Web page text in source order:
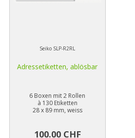
Seiko SLP-R2RL
Adressetiketten, ablösbar
6 Boxen mit 2 Rollen
à 130 Etiketten
28 x 89 mm, weiss
100.00 CHF